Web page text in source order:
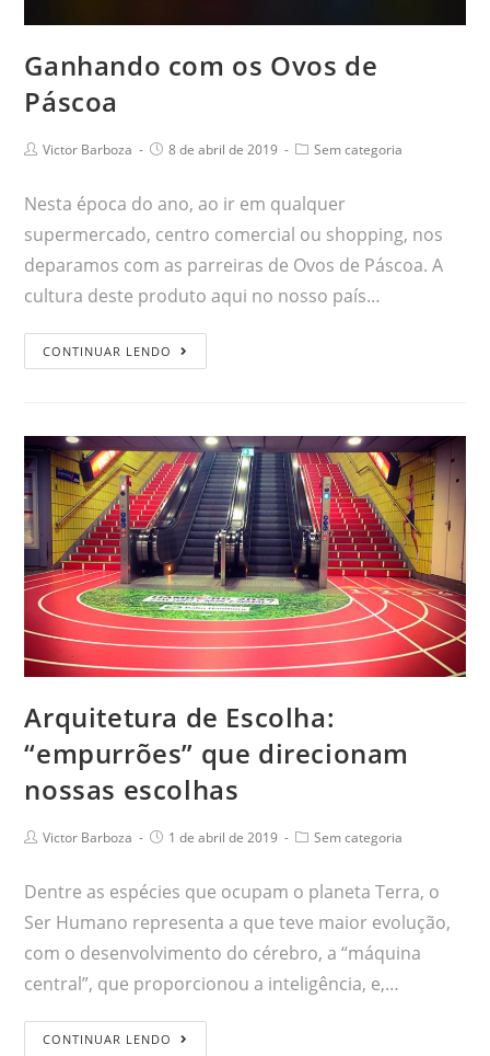
Ganhando com os Ovos de
Páscoa
Victor Barboza 8 de abril de 2019 Sem categoria
Nesta época do ano, ao ir em qualquer
supermercado, centro comercial ou shopping, nos
deparamos com as parreiras de Ovos de Páscoa. A
cultura deste produto aqui no nosso país…
CONTINUAR LENDO
Arquitetura de Escolha:
“empurrões” que direcionam
nossas escolhas
Victor Barboza 1 de abril de 2019 Sem categoria
Dentre as espécies que ocupam o planeta Terra, o
Ser Humano representa a que teve maior evolução,
com o desenvolvimento do cérebro, a “máquina
central”, que proporcionou a inteligência, e,…
CONTINUAR LENDO